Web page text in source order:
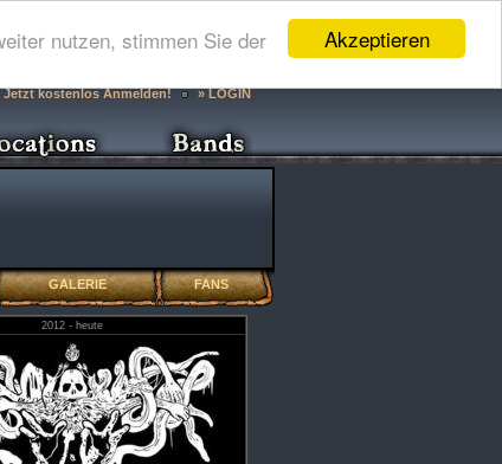
Akzeptieren
nutzen, stimmen Sie der
Jetzt kostenlos Anmelden! » LOGIN
GALERIE FANS
2012 - heute